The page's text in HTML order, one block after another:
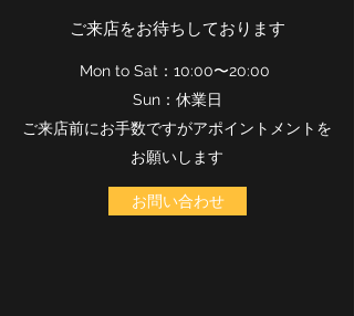
ご来店をお待ちしております
Mon to Sat：10:00〜20:00
Sun：休業日
ご来店前にお手数ですがアポイントメントを
お願いします
お問い合わせ